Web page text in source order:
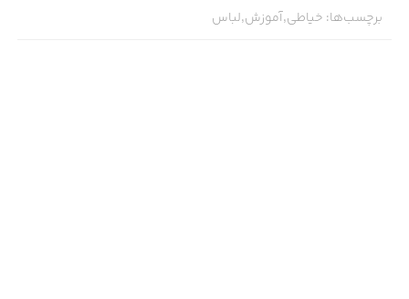
برچسب‌ها: خیاطی,آموزش,لباس